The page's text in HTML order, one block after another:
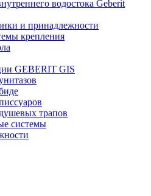
водостока Geberit
и принадлежности
крепления
GEBERIT GIS
трапов
системы